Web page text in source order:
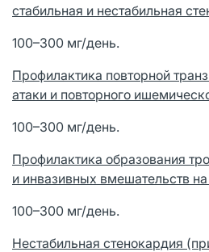
стабильная и нестабильная
100–300 мг/день.
Профилактика повторной
атаки и повторного
100–300 мг/день.
Профилактика образования
и инвазивных вмешательств
100–300 мг/день.
Нестабильная стенокардия